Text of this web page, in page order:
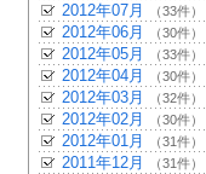
2012年07月 （33件）
2012年06月 （30件）
2012年05月 （33件）
2012年04月 （30件）
2012年03月 （32件）
2012年02月 （30件）
2012年01月 （31件）
2011年12月 （31件）